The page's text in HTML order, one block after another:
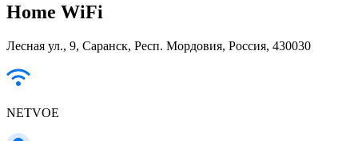
Home WiFi
Лесная ул., 9, Саранск, Респ. Мордовия, Россия, 430030
NETVOE